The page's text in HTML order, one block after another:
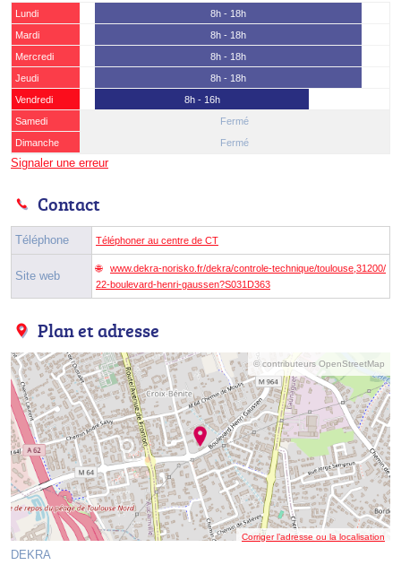
Lundi
8h - 18h
Mardi
8h - 18h
Mercredi
8h - 18h
Jeudi
8h - 18h
Vendredi
8h - 16h
Samedi
Fermé
Dimanche
Fermé
Signaler une erreur
Contact
Téléphone Téléphoner au centre de CT
Site web
www.dekra-norisko.fr/dekra/controle-technique/toulouse,31200/
22-boulevard-henri-gaussen?S031D363
Plan et adresse
© contributeurs OpenStreetMap
Corriger l’adresse ou la localisation
DEKRA